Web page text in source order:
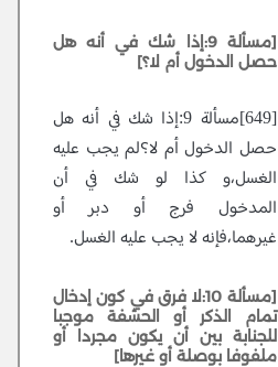
[مسألة 9:إذا شك في أنه هل
حصل الدخول أم لا؟]
[649]مسألة 9:إذا شك في أنه هل
حصل الدخول أم لا؟لم يجب عليه
الغسل،و كذا لو شك في أن
المدخول فرج أو دبر أو
غيرهما،فإنه لا يجب عليه الغسل.
[مسألة 10:لا فرق في كون إدخال
تمام الذكر أو الحشفة موجبا
للجنابة بين أن يكون مجردا أو
ملفوفا بوصلة أو غيرها]